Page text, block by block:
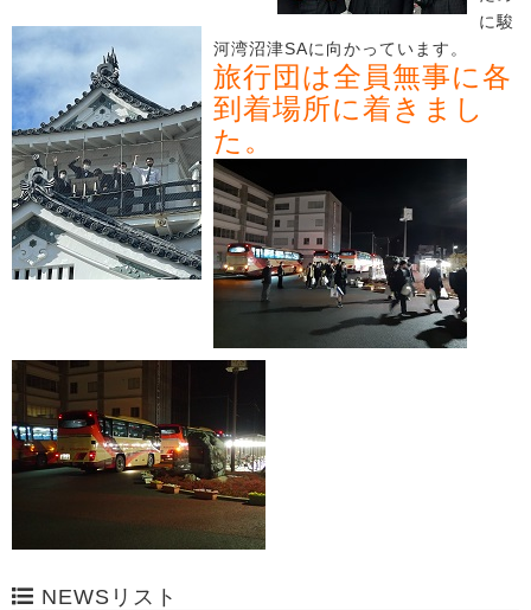
に駿
河湾沼津SAに向かっています。
旅行団は全員無事に各
到着場所に着きまし
た。
NEWSリスト